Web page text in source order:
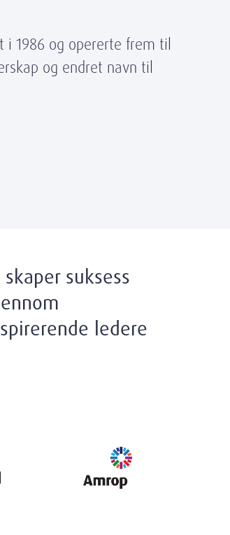
i 1986 og opererte frem til
og endret navn til
skaper suksess
ledere